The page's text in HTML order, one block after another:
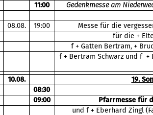
11:00
Gedenkmesse am
08.08. 19:00
Messe für die
für die +
f + Gatten Bertram, +
f + Bertram Schwarz und f +
10.08.
19.
08:30
09:00
Pfarrmesse für
und f + Eberhard Zingl